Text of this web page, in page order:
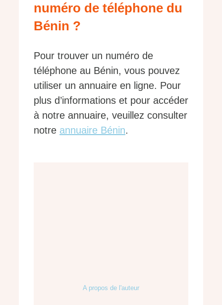
numéro de téléphone du
Bénin ?
Pour trouver un numéro de
téléphone au Bénin, vous pouvez
utiliser un annuaire en ligne. Pour
plus d’informations et pour accéder
à notre annuaire, veuillez consulter
notre annuaire Bénin.
A propos de l'auteur